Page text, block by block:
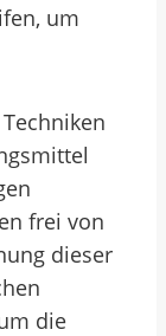
um
frei von
dieser
die